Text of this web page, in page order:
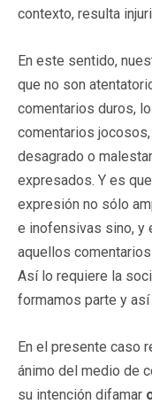
contexto, resulta
En este sentido,
que no son
comentarios duros,
comentarios
desagrado o
expresados. Y es
expresión no sólo
e inofensivas sino, y
aquellos
Así lo requiere la
formamos parte y
En el presente caso
ánimo del medio de
su intención difamar